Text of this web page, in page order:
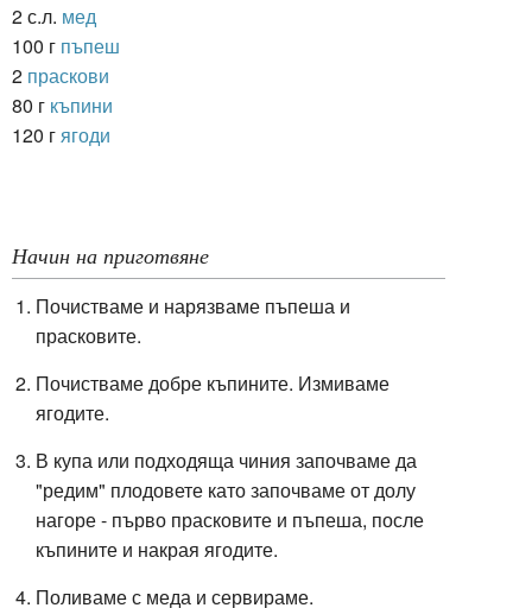
2 с.л. мед
100 г пъпеш
2 праскови
80 г къпини
120 г ягоди
Начин на приготвяне
Почистваме и нарязваме пъпеша и
прасковите.
Почистваме добре къпините. Измиваме
ягодите.
В купа или подходяща чиния започваме да
"редим" плодовете като започваме от долу
нагоре - първо прасковите и пъпеша, после
къпините и накрая ягодите.
Поливаме с меда и сервираме.